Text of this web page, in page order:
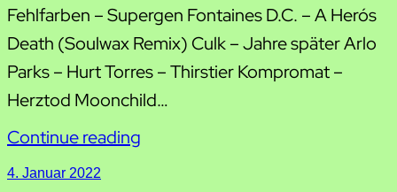
Fehlfarben – Supergen Fontaines D.C. – A Hero´s
Death (Soulwax Remix) Culk – Jahre später Arlo
Parks – Hurt Torres – Thirstier Kompromat –
Herztod Moonchild…
Continue reading
4. Januar 2022